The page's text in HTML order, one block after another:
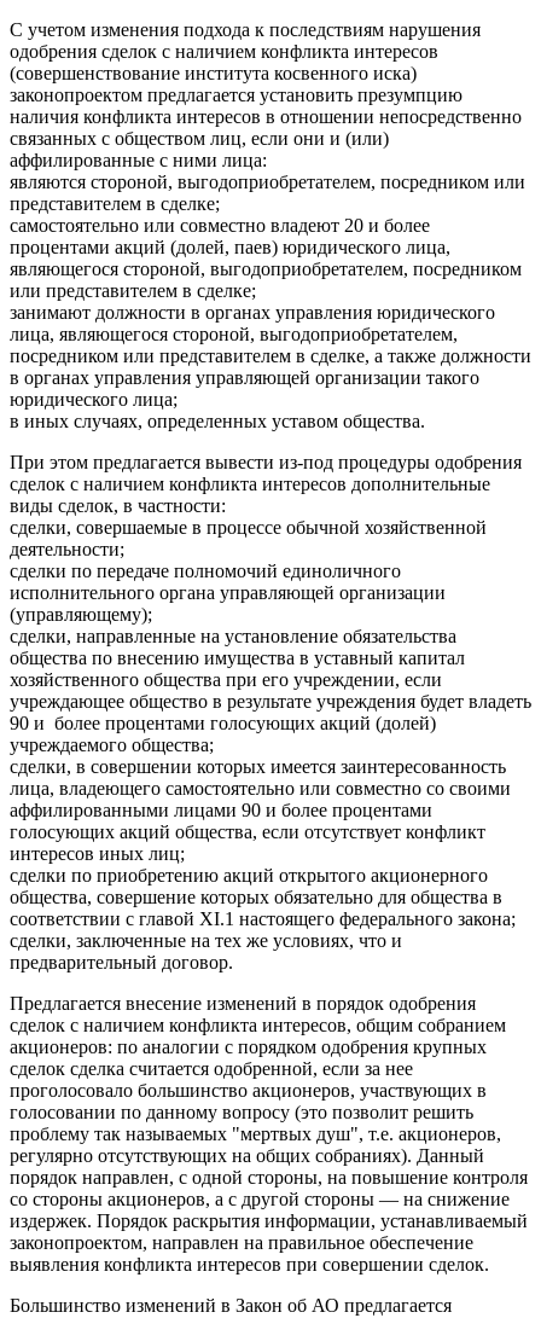
С учетом изменения подхода к последствиям нарушения
одобрения сделок с наличием конфликта интересов
(совершенствование института косвенного иска)
законопроектом предлагается установить презумпцию
наличия конфликта интересов в отношении непосредственно
связанных с обществом лиц, если они и (или)
аффилированные с ними лица:
являются стороной, выгодоприобретателем, посредником или
представителем в сделке;
самостоятельно или совместно владеют 20 и более
процентами акций (долей, паев) юридического лица,
являющегося стороной, выгодоприобретателем, посредником
или представителем в сделке;
занимают должности в органах управления юридического
лица, являющегося стороной, выгодоприобретателем,
посредником или представителем в сделке, а также должности
в органах управления управляющей организации такого
юридического лица;
в иных случаях, определенных уставом общества.
При этом предлагается вывести из-под процедуры одобрения
сделок с наличием конфликта интересов дополнительные
виды сделок, в частности:
сделки, совершаемые в процессе обычной хозяйственной
деятельности;
сделки по передаче полномочий единоличного
исполнительного органа управляющей организации
(управляющему);
сделки, направленные на установление обязательства
общества по внесению имущества в уставный капитал
хозяйственного общества при его учреждении, если
учреждающее общество в результате учреждения будет владеть
90 и более процентами голосующих акций (долей)
учреждаемого общества;
сделки, в совершении которых имеется заинтересованность
лица, владеющего самостоятельно или совместно со своими
аффилированными лицами 90 и более процентами
голосующих акций общества, если отсутствует конфликт
интересов иных лиц;
сделки по приобретению акций открытого акционерного
общества, совершение которых обязательно для общества в
соответствии с главой XI.1 настоящего федерального закона;
сделки, заключенные на тех же условиях, что и
предварительный договор.
Предлагается внесение изменений в порядок одобрения
сделок с наличием конфликта интересов, общим собранием
акционеров: по аналогии с порядком одобрения крупных
сделок сделка считается одобренной, если за нее
проголосовало большинство акционеров, участвующих в
голосовании по данному вопросу (это позволит решить
проблему так называемых "мертвых душ", т.е. акционеров,
регулярно отсутствующих на общих собраниях). Данный
порядок направлен, с одной стороны, на повышение контроля
со стороны акционеров, а с другой стороны — на снижение
издержек. Порядок раскрытия информации, устанавливаемый
законопроектом, направлен на правильное обеспечение
выявления конфликта интересов при совершении сделок.
Большинство изменений в Закон об АО предлагается